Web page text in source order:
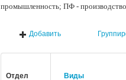
промышленность; ПФ - производство
Добавить
Отдел Виды